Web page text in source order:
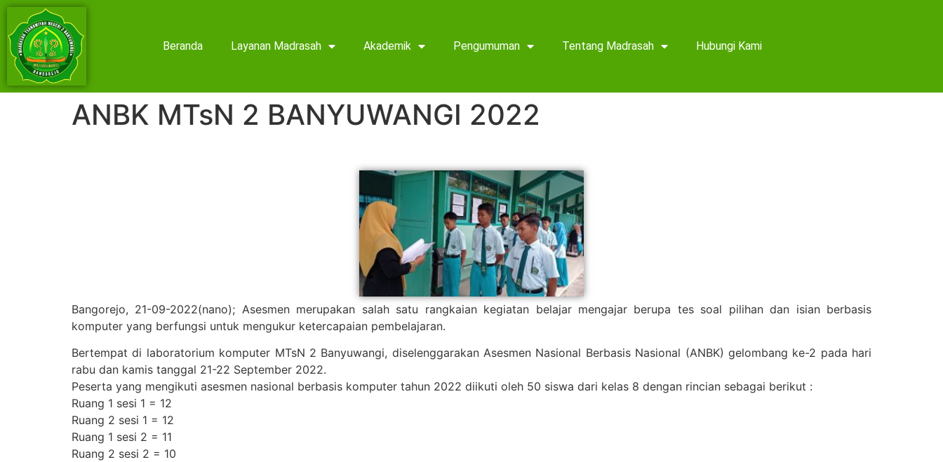
Beranda Layanan Madrasah Akademik Pengumuman Tentang Madrasah Hubungi Kami
ANBK MTsN 2 BANYUWANGI 2022
Bangorejo, 21-09-2022(nano); Asesmen merupakan salah satu rangkaian kegiatan belajar mengajar berupa tes soal pilihan dan isian berbasis
komputer yang berfungsi untuk mengukur ketercapaian pembelajaran.
Bertempat di laboratorium komputer MTsN 2 Banyuwangi, diselenggarakan Asesmen Nasional Berbasis Nasional (ANBK) gelombang ke-2 pada hari
rabu dan kamis tanggal 21-22 September 2022.
Peserta yang mengikuti asesmen nasional berbasis komputer tahun 2022 diikuti oleh 50 siswa dari kelas 8 dengan rincian sebagai berikut :
Ruang 1 sesi 1 = 12
Ruang 2 sesi 1 = 12
Ruang 1 sesi 2 = 11
Ruang 2 sesi 2 = 10